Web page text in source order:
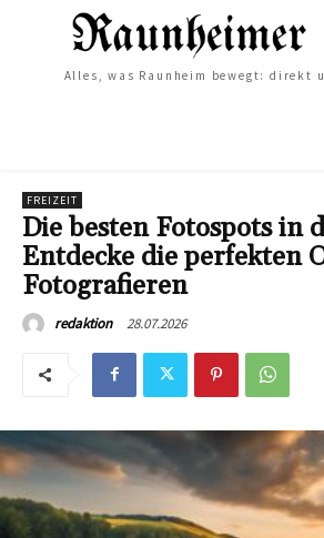
Alles, was Raunheim bewegt: direkt
FREIZEIT
Die besten Fotospots in
Entdecke die perfekten
Fotografieren
redaktion 28.07.2026